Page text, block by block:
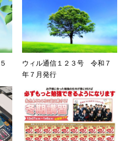
ウィル通信１２３号 令和７
年７月発行